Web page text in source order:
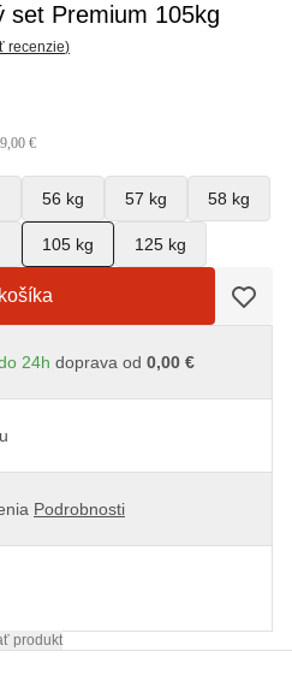
set Premium 105kg
recenzie)
€
56 kg 57 kg 58 kg
105 kg 125 kg
24h doprava od 0,00 €
Podrobnosti
produkt